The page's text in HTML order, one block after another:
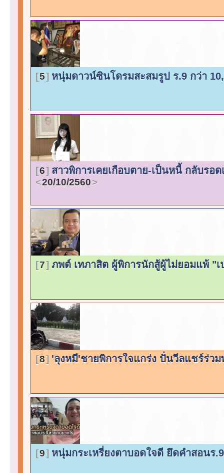
5 หนุ่มดาวน์ซินโดรมสะสมรูป ร.9 กว่า
6 สาวพิการเคยเกือบตาย-เป็นหนี้ กลับรอ
20/10/2560
7 ภพต์ เทภาสิต ผู้พิการนักสู้ผู้ไม่ยอมแพ้ "
8 'ลุงหมี'ชายพิการใจแกร่ง ปั่นวีลแชร์ร่ว
9 หนุ่มกระเหรี่ยงตาบอดใจดี ยึดคำสอนร